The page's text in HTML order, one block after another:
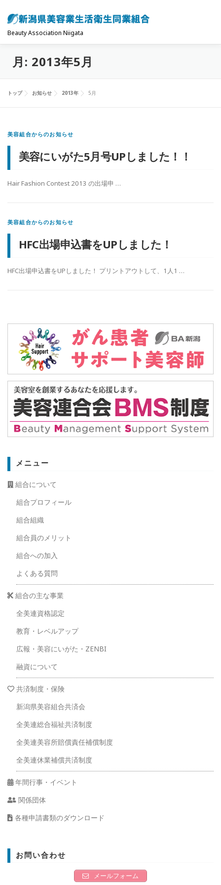
ン
Beauty Association Niigata
トップ 組合について
月: 2013年5月
トップ お知らせ 2013年 5月
美容組合からのお知らせ
美容にいがた5月号UPしました！！
Hair Fashion Contest 2013 の出場申 …
美容組合からのお知らせ
HFC出場申込書をUPしました！
HFC出場申込書をUPしました！ プリントアウトして、1人1 …
メニュー
組合について
組合プロフィール
組合組織
組合員のメリット
組合への加入
よくある質問
組合の主な事業
全美連資格認定
教育・レベルアップ
広報・美容にいがた・ZENBI
融資について
共済制度・保険
新潟県美容組合共済会
全美連総合福祉共済制度
全美連美容所賠償責任補償制度
全美連休業補償共済制度
年間行事・イベント
関係団体
各種申請書類のダウンロード
お問い合わせ
メールフォーム